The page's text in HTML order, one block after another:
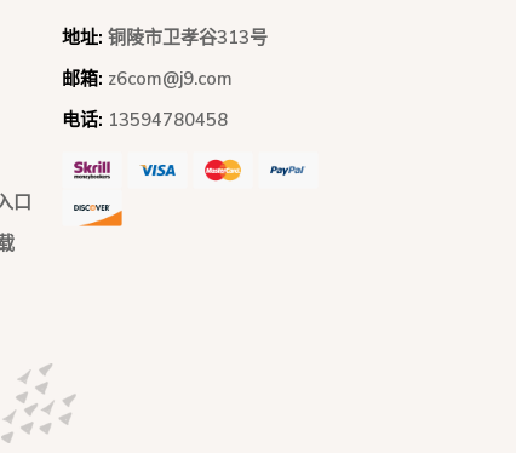
口
地址: 铜陵市卫孝谷313号
邮箱: z6com@j9.com
电话: 13594780458